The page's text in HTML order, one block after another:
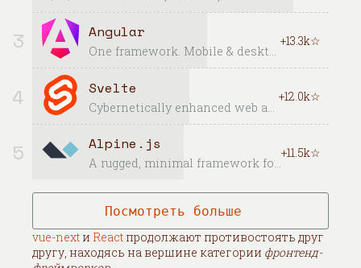
3 Angular
One framework. Mobile & desktop.
+13.3k☆
4 Svelte +12.0k☆
5 Alpine.js
A rugged, minimal framework for composing JavaScript behavior in your markup.
+11.5k☆
Посмотреть больше
vue-next и React продолжают противостоять друг
другу, находясь на вершине категории фронтенд-